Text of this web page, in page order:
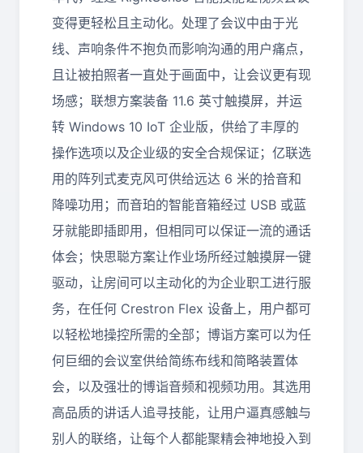
变得更轻松且主动化。处理了会议中由于光
线、声响条件不抱负而影响沟通的用户痛点，
且让被拍照者一直处于画面中，让会议更有现
场感；联想方案装备 11.6 英寸触摸屏，并运
转 Windows 10 IoT 企业版，供给了丰厚的
操作选项以及企业级的安全合规保证；亿联选
用的阵列式麦克风可供给远达 6 米的拾音和
降噪功用；而音珀的智能音箱经过 USB 或蓝
牙就能即插即用，但相同可以保证一流的通话
体会；快思聪方案让作业场所经过触摸屏一键
驱动，让房间可以主动化的为企业职工进行服
务，在任何 Crestron Flex 设备上，用户都可
以轻松地操控所需的全部；博诣方案可以为任
何巨细的会议室供给简练布线和简略装置体
会，以及强壮的博诣音频和视频功用。其选用
高品质的讲话人追寻技能，让用户逼真感触与
别人的联络，让每个人都能聚精会神地投入到